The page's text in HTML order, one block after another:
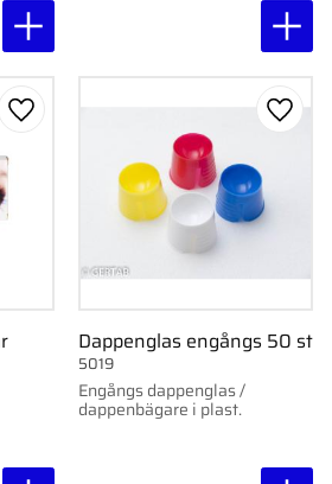
Lägg till i favoriter
Dappenglas engångs 50 st
Engångs dappenglas /
dappenbägare i plast.
5019
Lägg